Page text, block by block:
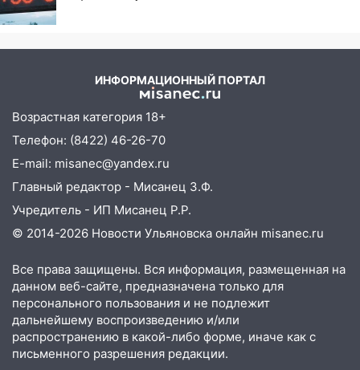
11:25
нарушителей на контейнерных
Ульяновская шахматистка
Валерия Клейменова выиграла два
золота в составе сборной мира
11:16 В Ульяновске открыли памятную
доску декабристу Кондратию Рылееву
10:40 В Ульяновске спасатели ночью
нашли потерявшегося в заброшенных
садах 79-летнего мужчину
10:26 На нескольких улицах Ульяновска
временно отключили холодную воду
10:14 В Ульяновске двоих участников
коррупционной схемы при ЦГКБ
отправили в колонию на 7 и 8 лет
ИНФОРМАЦИОННЫЙ ПОРТАЛ
Возрастная категория 18+
Телефон: (8422) 46-26-70
E-mail: misanec@yandex.ru
Главный редактор - Мисанец З.Ф.
Учредитель - ИП Мисанец Р.Р.
© 2014-2026 Новости Ульяновска онлайн misanec.ru
Все права защищены. Вся информация, размещенная на
данном веб-сайте, предназначена только для
персонального пользования и не подлежит
дальнейшему воспроизведению и/или
распространению в какой-либо форме, иначе как с
письменного разрешения редакции.